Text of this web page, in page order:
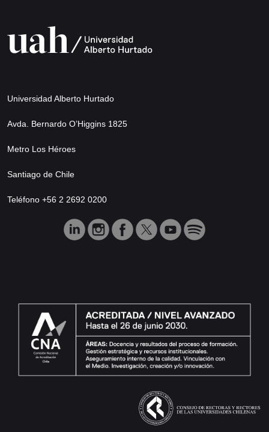
Universidad Alberto Hurtado
Avda. Bernardo O’Higgins 1825
Metro Los Héroes
Santiago de Chile
Teléfono +56 2 2692 0200